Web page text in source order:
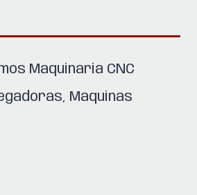
Maquinaria CNC
Maquinas